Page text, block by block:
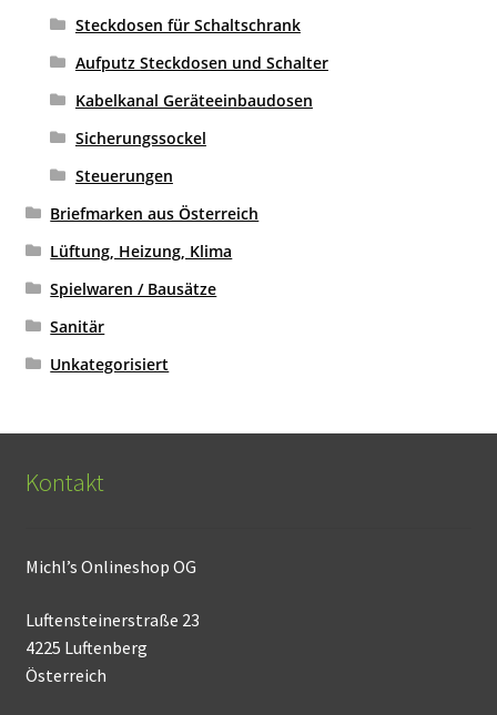
Steckdosen für Schaltschrank
Aufputz Steckdosen und Schalter
Kabelkanal Geräteeinbaudosen
Sicherungssockel
Steuerungen
Briefmarken aus Österreich
Lüftung, Heizung, Klima
Spielwaren / Bausätze
Sanitär
Unkategorisiert
Kontakt
Michl’s Onlineshop OG
Luftensteinerstraße 23
4225 Luftenberg
Österreich